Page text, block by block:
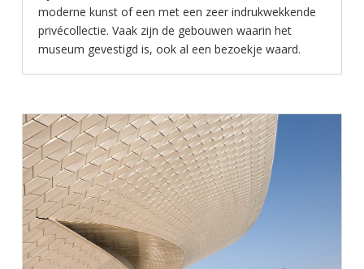
moderne kunst of een met een zeer indrukwekkende
privécollectie. Vaak zijn de gebouwen waarin het
museum gevestigd is, ook al een bezoekje waard.